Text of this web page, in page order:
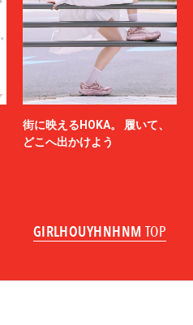
街に映えるHOKA。 履いて、
どこへ出かけよう
GIRLHOUYHNHNM TOP